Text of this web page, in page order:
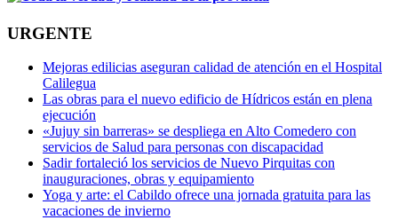
URGENTE
Mejoras edilicias aseguran calidad de atención en el Hospital
Calilegua
Las obras para el nuevo edificio de Hídricos están en plena
ejecución
«Jujuy sin barreras» se despliega en Alto Comedero con
servicios de Salud para personas con discapacidad
Sadir fortaleció los servicios de Nuevo Pirquitas con
inauguraciones, obras y equipamiento
Yoga y arte: el Cabildo ofrece una jornada gratuita para las
vacaciones de invierno